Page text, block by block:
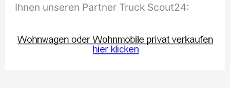
Ihnen unseren Partner Truck Scout24: